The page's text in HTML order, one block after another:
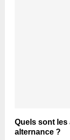
Quels sont les
alternance ?